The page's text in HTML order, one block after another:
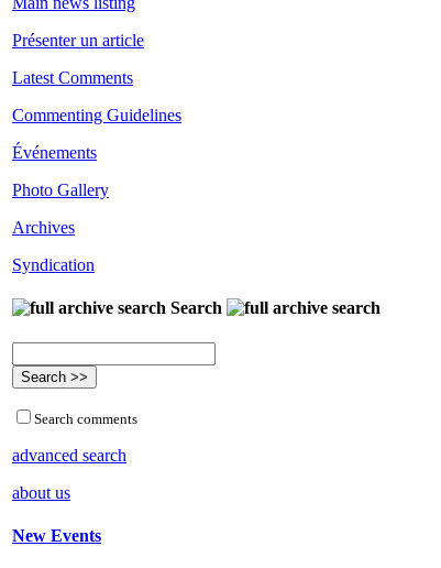
Présenter un article
Latest Comments
Commenting Guidelines
Événements
Photo Gallery
Archives
Syndication
Search
Search comments
advanced search
about us
New Events